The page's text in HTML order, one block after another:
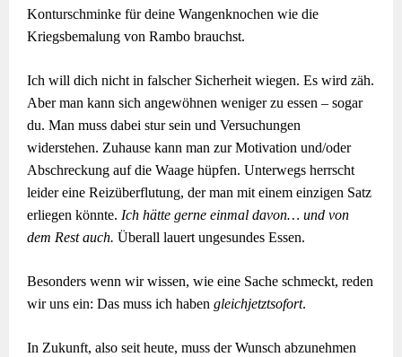
Konturschminke für deine Wangenknochen wie die
Kriegsbemalung von Rambo brauchst.
Ich will dich nicht in falscher Sicherheit wiegen. Es wird zäh.
Aber man kann sich angewöhnen weniger zu essen – sogar
du. Man muss dabei stur sein und Versuchungen
widerstehen. Zuhause kann man zur Motivation und/oder
Abschreckung auf die Waage hüpfen. Unterwegs herrscht
leider eine Reizüberflutung, der man mit einem einzigen Satz
erliegen könnte. Ich hätte gerne einmal davon… und von
dem Rest auch. Überall lauert ungesundes Essen.
Besonders wenn wir wissen, wie eine Sache schmeckt, reden
wir uns ein: Das muss ich habengleichjetztsofort.
In Zukunft, also seit heute, muss der Wunsch abzunehmen